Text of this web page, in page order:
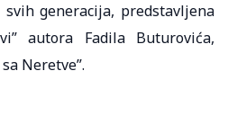
generacija, predstavljena
autora Fadila Buturovića,
Neretve”.